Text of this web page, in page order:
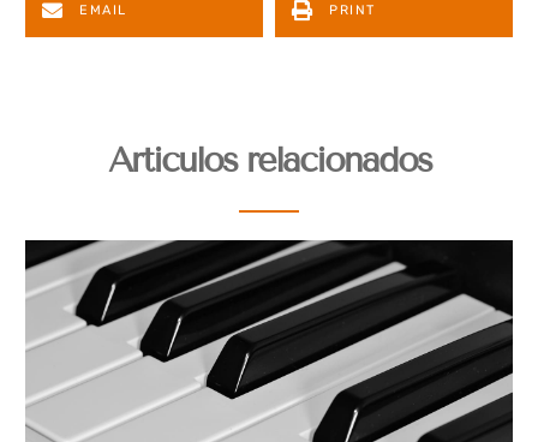
EMAIL PRINT
Articulos relacionados